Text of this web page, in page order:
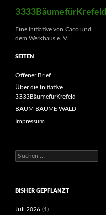
3333BäumefürKrefeld
Eine Initiative von Caco und
dem Werkhaus e. V.
SEITEN
Offener Brief
Über die Initiative
3333BäumefürKrefeld
BAUM BÄUME WALD
Impressum
Suchen
nach:
BISHER GEPFLANZT
Juli 2026 (1)